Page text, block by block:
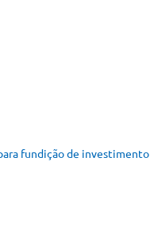
fundição de investimento